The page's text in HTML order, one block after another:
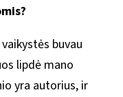
buvau
lipdė mano
yra autorius, ir